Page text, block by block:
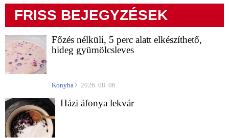
FRISS BEJEGYZÉSEK
Főzés nélküli, 5 perc alatt elkészíthető,
hideg gyümölcsleves
Konyha 2026. 08. 06.
Házi áfonya lekvár